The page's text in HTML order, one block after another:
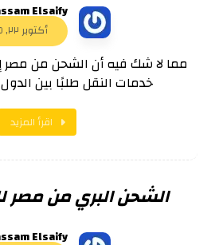
Elsaify
أكتوبر ٢٢, ٢٠٢٥
مما لا شك فيه أن الشحن من مصر
خدمات النقل طلبًا بين الدول
اقرأ المزيد
الشحن البري من مصر
Elsaify